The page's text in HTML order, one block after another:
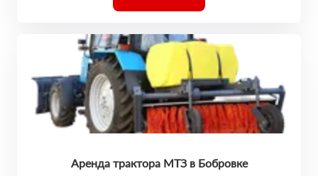
Аренда трактора МТЗ в Бобровке